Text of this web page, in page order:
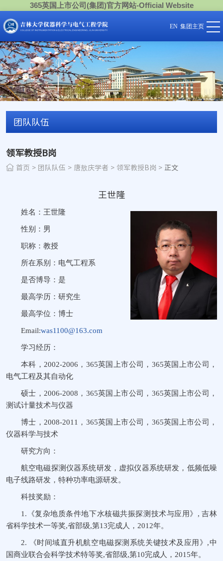
365英国上市公司(集团)官方网站-Official Website
EN 集团主页
团队队伍
领军教授B岗
首页 > 团队队伍 > 唐敖庆学者 > 领军教授B岗 > 正文
王世隆
姓名：王世隆
性别：男
职称：教授
所在系别：电气工程系
是否博导：是
最高学历：研究生
最高学位：博士
Email:was1100@163.com
学习经历：
本科，2002-2006，365英国上市公司，365英国上市公司，
电气工程及其自动化
硕士，2006-2008，365英国上市公司，365英国上市公司，
测试计量技术与仪器
博士，2008-2011，365英国上市公司，365英国上市公司，
仪器科学与技术
研究方向：
航空电磁探测仪器系统研发，虚拟仪器系统研发，低频低噪
电子线路研发，特种功率电源研发。
科技奖励：
1.《复杂地质条件地下水核磁共振探测技术与应用》, 吉林
省科学技术一等奖,省部级,第13完成人，2012年。
2. 《时间域直升机航空电磁探测系统关键技术及应用》,中
国商业联合会科学技术特等奖,省部级,第10完成人，2015年。